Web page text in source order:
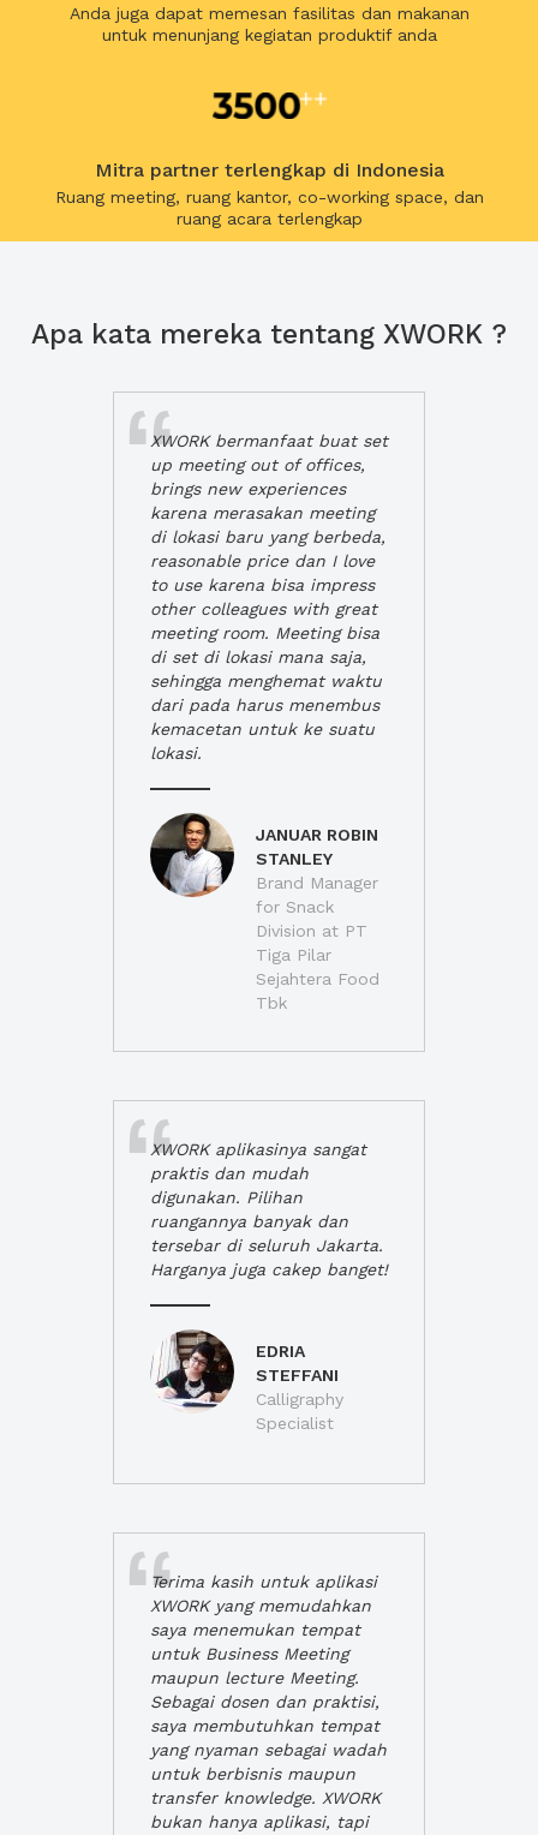
Anda juga dapat memesan fasilitas dan makanan
untuk menunjang kegiatan produktif anda
Mitra partner terlengkap di Indonesia
Ruang meeting, ruang kantor, co-working space, dan
ruang acara terlengkap
Apa kata mereka tentang XWORK ?
XWORK bermanfaat buat set
up meeting out of offices,
brings new experiences
karena merasakan meeting
di lokasi baru yang berbeda,
reasonable price dan I love
to use karena bisa impress
other colleagues with great
meeting room. Meeting bisa
di set di lokasi mana saja,
sehingga menghemat waktu
dari pada harus menembus
kemacetan untuk ke suatu
lokasi.
JANUAR ROBIN
STANLEY
Brand Manager
for Snack
Division at PT
Tiga Pilar
Sejahtera Food
Tbk
XWORK aplikasinya sangat
praktis dan mudah
digunakan. Pilihan
ruangannya banyak dan
tersebar di seluruh Jakarta.
Harganya juga cakep banget!
EDRIA
STEFFANI
Calligraphy
Specialist
Terima kasih untuk aplikasi
XWORK yang memudahkan
saya menemukan tempat
untuk Business Meeting
maupun lecture Meeting.
Sebagai dosen dan praktisi,
saya membutuhkan tempat
yang nyaman sebagai wadah
untuk berbisnis maupun
transfer knowledge. XWORK
bukan hanya aplikasi, tapi